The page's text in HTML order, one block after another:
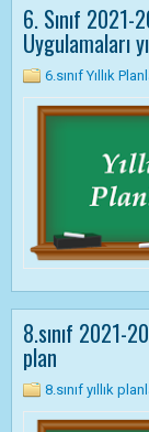
6. Sınıf
Uygulamaları
6.sınıf Yıllık
8.sınıf 2021-
plan
8.sınıf yıllık